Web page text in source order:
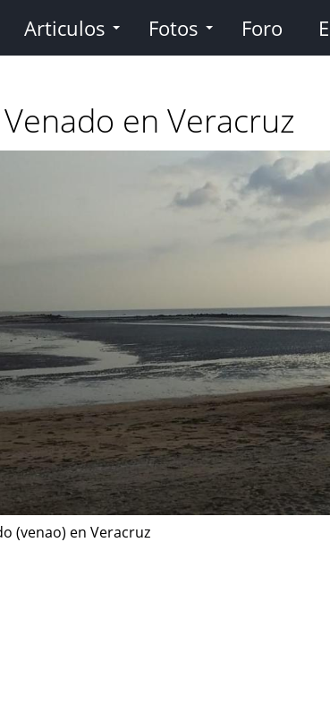
Articulos Fotos Foro
Venado en Veracruz
(venao) en Veracruz